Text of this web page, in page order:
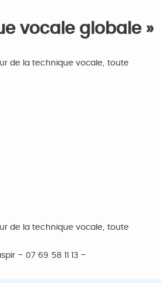
vocale globale »
de la technique vocale, toute
de la technique vocale, toute
– 07 69 58 11 13 –